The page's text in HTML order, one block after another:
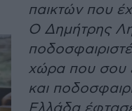
παικτών που
Ο Δημήτρης
χώρα που σου
και